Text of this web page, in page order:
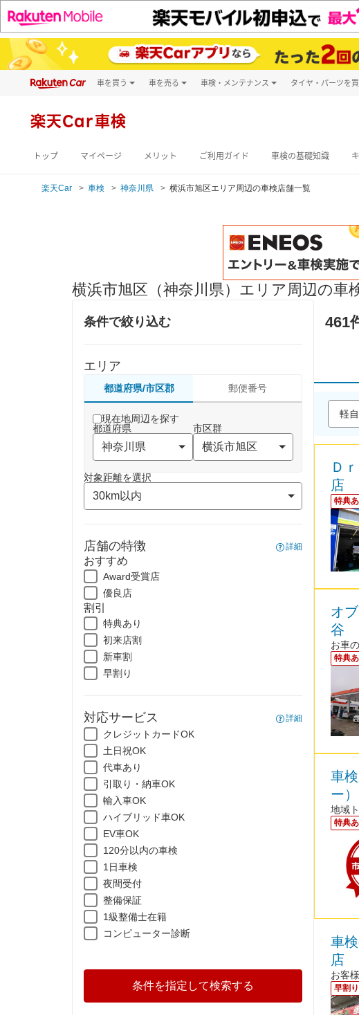
車を買う
新車
車を売る 車検・メンテナンス タイヤ・パーツを
楽天Car車検
トップ マイページ メリット ご利用ガイド 車検の基礎知識
楽天Car 車検 神奈川県 横浜市旭区エリア周辺の車検店舗一覧
横浜市旭区（神奈川県）エリア周辺の車
条件で絞り込む
エリア
都道府県/市区郡 郵便番号
現在地周辺を探す
都道府県
市区群
対象距離を選択
店舗の特徴 詳細
おすすめ
Award受賞店
優良店
割引
特典あり
初来店割
新車割
早割り
対応サービス 詳細
クレジットカードOK
土日祝OK
代車あり
引取り・納車OK
輸入車OK
ハイブリッド車OK
EV車OK
120分以内の車検
1日車検
夜間受付
整備保証
1級整備士在籍
コンピューター診断
条件を指定して検索する
461
Ｄ
店
特典
オ
谷
お車
特典
車
ー）
地域
特典
車
店
お客
早割り